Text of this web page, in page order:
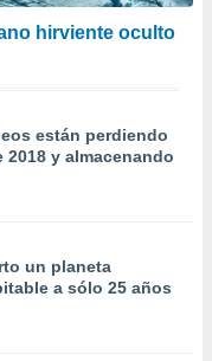
hirviente oculto
están perdiendo
2018 y almacenando
un planeta
a sólo 25 años